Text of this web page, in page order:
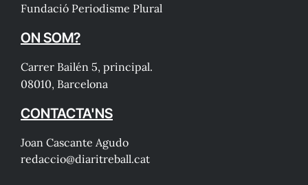
Fundació Periodisme Plural
ON SOM?
Carrer Bailén 5, principal.
08010, Barcelona
CONTACTA'NS
Joan Cascante Agudo
redaccio@diaritreball.cat